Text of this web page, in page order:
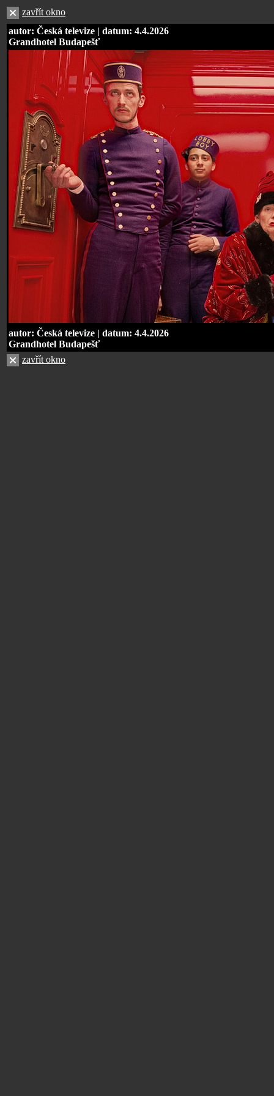
zavřít okno
autor: Česká televize | datum: 4.4.2026
Grandhotel Budapešť
autor: Česká televize | datum: 4.4.2026
Grandhotel Budapešť
zavřít okno